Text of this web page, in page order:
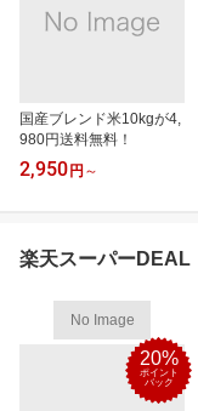
国産ブレンド米10kgが4,
980円送料無料！
2,950 円 ～
楽天スーパーDEAL
No Image
20%
ポイント
バック